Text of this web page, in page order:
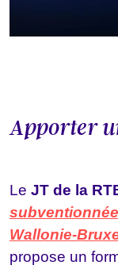
Apporter
Le JT de la
Wallonie-
propose un